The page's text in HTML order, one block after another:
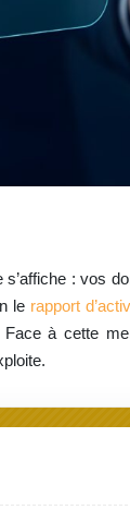
: vos
le rapport
à cette